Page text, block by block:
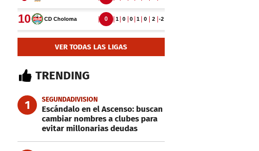
VER TODAS LAS LIGAS
TRENDING
1 SEGUNDADIVISION
Escándalo en el Ascenso: buscan
cambiar nombres a clubes para
evitar millonarias deudas